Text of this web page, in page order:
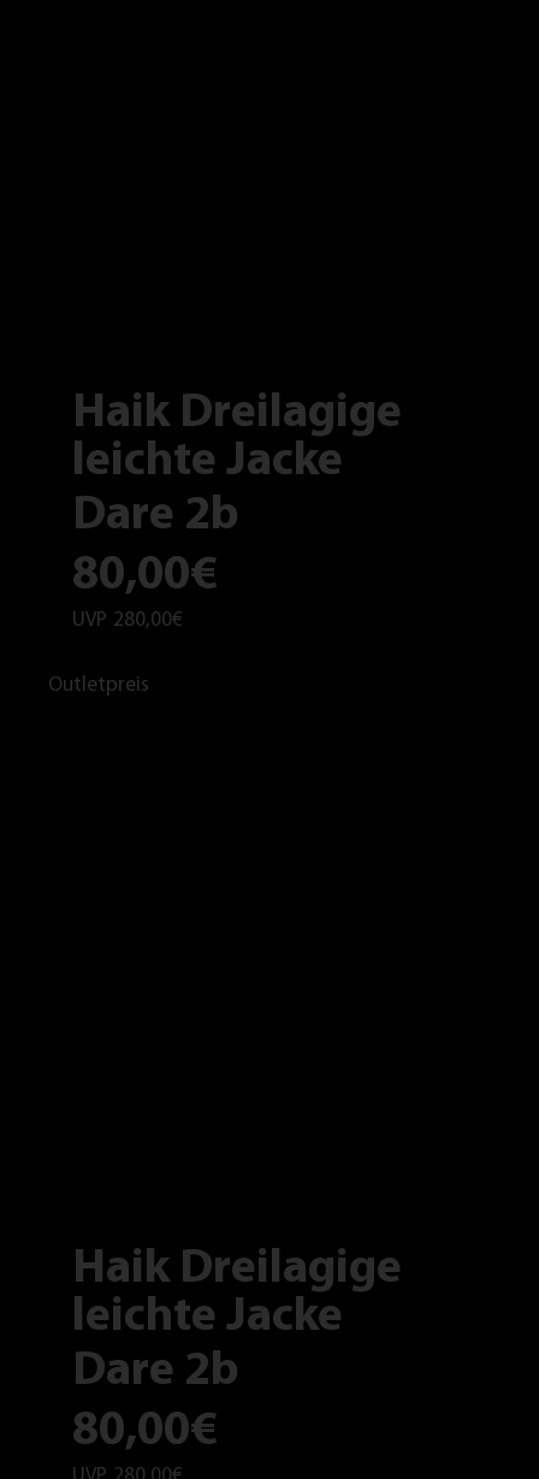
Haik Dreilagige
leichte Jacke
Dare 2b
80,00€
UVP 280,00€
Haik Dreilagige
leichte Jacke
Dare 2b
80,00€
Outletpreis